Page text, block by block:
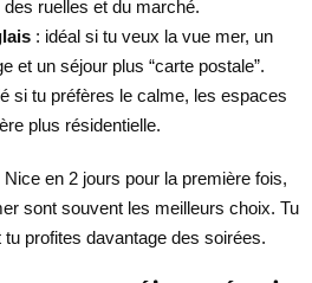
ruelles et du marché.
: idéal si tu veux la vue mer, un
et un séjour plus “carte postale”.
si tu préfères le calme, les espaces
plus résidentielle.
en 2 jours pour la première fois,
sont souvent les meilleurs choix. Tu
profites davantage des soirées.